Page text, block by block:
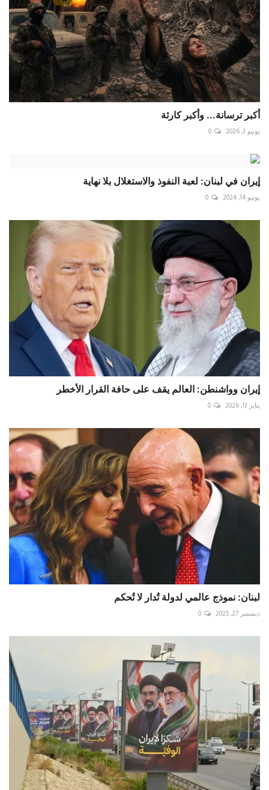
أكبر ترسانة... وأكبر كارثة
يونيو 3, 2026 0
إيران في لبنان: لعبة النفوذ والاستغلال بلا نهاية
يونيو 14, 2024 0
إيران وواشنطن: العالم يقف على حافة القرار الأخطر
يناير 13, 2026 0
لبنان: نموذج عالمي لدولة تُدار لا تُحكم
ديسمبر 27, 2025 0